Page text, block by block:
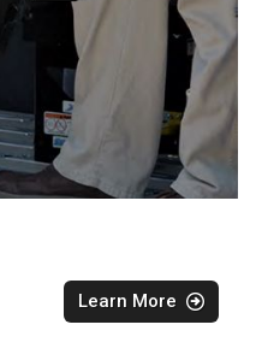
Learn More